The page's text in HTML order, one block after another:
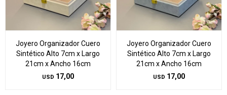
Joyero Organizador Cuero
Sintético Alto 7cm x Largo
21cm x Ancho 16cm
USD 17,00
Joyero Organizador Cuero
Sintético Alto 7cm x Largo
21cm x Ancho 16cm
USD 17,00